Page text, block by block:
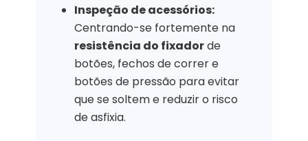
Inspeção de acessórios:
Centrando-se fortemente na
resistência do fixadorde
botões, fechos de correr e
botões de pressão para evitar
que se soltem e reduzir o risco
de asfixia.